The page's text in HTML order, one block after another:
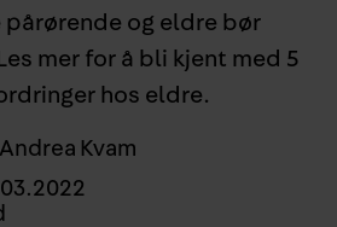
pårørende og eldre bør
mer for å bli kjent med 5
hos eldre.
Andrea Kvam